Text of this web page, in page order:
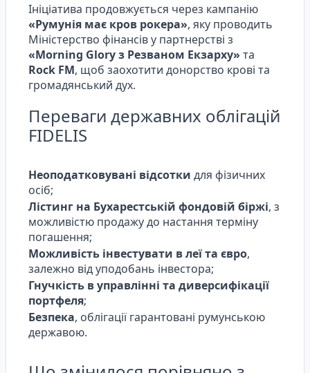
Ініціатива продовжується через кампанію
«Румунія має кров рокера», яку проводить
Міністерство фінансів у партнерстві з
«Morning Glory з Резваном Екзарху» та
Rock FM, щоб заохотити донорство крові та
громадянський дух.
Переваги державних облігацій
FIDELIS
Неоподатковувані відсотки для фізичних
осіб;
Лістинг на Бухарестській фондовій біржі, з
можливістю продажу до настання терміну
погашення;
Можливість інвестувати в леї та євро,
залежно від уподобань інвестора;
Гнучкість в управлінні та диверсифікації
портфеля;
Безпека, облігації гарантовані румунською
державою.